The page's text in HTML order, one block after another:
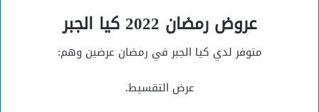
عروض رمضان 2022 كيا الجبر
متوفر لدي كيا الجبر في رمضان عرضين وهم:
عرض التقسيط.